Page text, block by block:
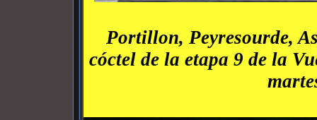
Portillon, Peyresourde,
cóctel de la etapa 9 de la